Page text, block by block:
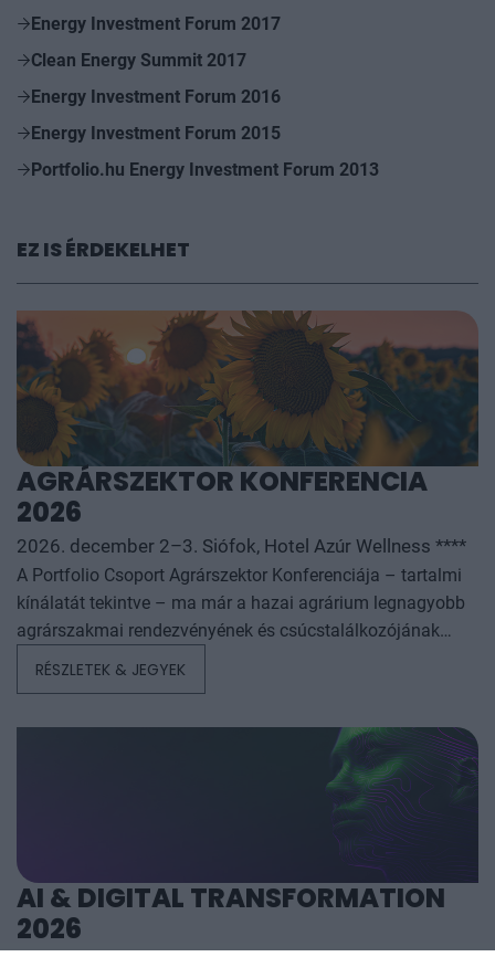
Energy Investment Forum 2017
Clean Energy Summit 2017
Energy Investment Forum 2016
Energy Investment Forum 2015
Portfolio.hu Energy Investment Forum 2013
EZ IS ÉRDEKELHET
AGRÁRSZEKTOR KONFERENCIA
2026
2026. december 2–3. Siófok, Hotel Azúr Wellness ****
A Portfolio Csoport Agrárszektor Konferenciája – tartalmi
kínálatát tekintve – ma már a hazai agrárium legnagyobb
agrárszakmai rendezvényének és csúcstalálkozójának
számít. A konferencia célja, hogy összegezze és elemezze
az agrárpiaci szereplők sikeres üzleti és beruházási
döntéseihez. A konferencia háromnapos szakmai
programmal várja az érdeklődőket: az esemény ünnepélyes
szakmai előesttel kezdődik, amelyet további két, rendkívül
összetett és kimerítően részletes egész napos szakmai
tartalmi kínálat követ. A konferencián a hazai
államigazgatási, banki, vállalati és érdekképviseleti szféra
csúcsvezetői nyújtanak első kézből származó, releváns
RÉSZLETEK & JEGYEK
AI & DIGITAL TRANSFORMATION
2026